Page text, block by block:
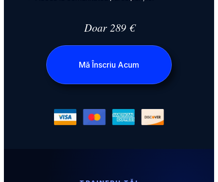
Doar 289 €
Mă Înscriu Acum